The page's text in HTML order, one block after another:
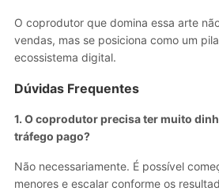
O coprodutor que domina essa arte
vendas, mas se posiciona como um
ecossistema digital.
Dúvidas Frequentes
1. O coprodutor precisa ter muito
tráfego pago?
Não necessariamente. É possível
menores e escalar conforme os